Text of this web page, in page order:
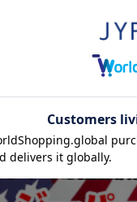
ズ 右用 ダイナミックゴー
ド 2026年モデル ゴルフ
ブ USA直輸入品 並行輸入